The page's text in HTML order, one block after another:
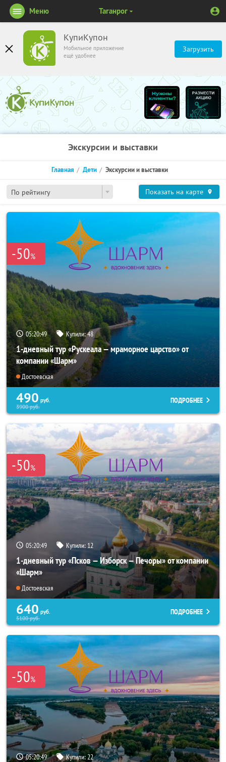
КупиКупон
Мобильное приложение
ещё удобнее
Загрузить
Меню Таганрог
Экскурсии и выставки
По рейтингу
Главная Дети Экскурсии и выставки
Показать на карте
-50%
05:20:48 Купили:48
1-дневный тур «Рускеала — мраморное царство» от
компании «Шарм»
Достоевская
490 руб.
3900руб.
ПОДРОБНЕЕ
-50%
05:20:48 Купили: 12
1-дневный тур «Псков — Изборск — Печоры» от компании
«Шарм»
Достоевская
640 руб.
5100руб.
ПОДРОБНЕЕ
-50%
05:20:48 Купили: 22